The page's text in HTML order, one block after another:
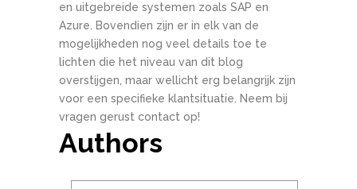
en uitgebreide systemen zoals SAP en
Azure. Bovendien zijn er in elk van de
mogelijkheden nog veel details toe te
lichten die het niveau van dit blog
overstijgen, maar wellicht erg belangrijk zijn
voor een specifieke klantsituatie. Neem bij
vragen gerust contact op!
Authors